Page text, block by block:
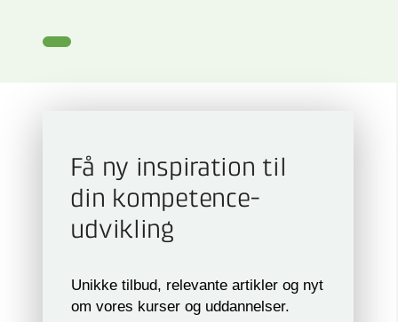
Få ny inspiration til
din kompetence­
udvikling
Unikke tilbud, relevante artikler og nyt
om vores kurser og uddannelser.